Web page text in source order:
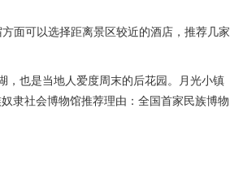
面可以选择距离景区较近的酒店，推荐几家
，也是当地人爱度周末的后花园。月光小镇
隶社会博物馆推荐理由：全国首家民族博物